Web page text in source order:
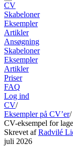
CV
Skabeloner
Eksempler
Artikler
Ansøgning
Skabeloner
Eksempler
Artikler
Priser
FAQ
Log ind
CV/
Eksempler på CV’er/
CV-eksempel for
Skrevet afRadvilé
juli 2026